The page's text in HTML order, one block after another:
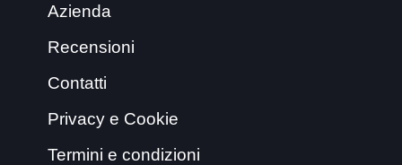
Azienda
Recensioni
Contatti
Privacy e Cookie
Termini e condizioni